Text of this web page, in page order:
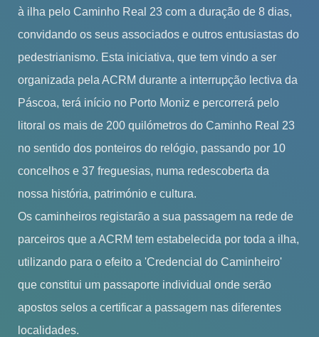
à ilha pelo Caminho Real 23 com a duração de 8 dias,
convidando os seus associados e outros entusiastas do
pedestrianismo. Esta iniciativa, que tem vindo a ser
organizada pela ACRM durante a interrupção lectiva da
Páscoa, terá início no Porto Moniz e percorrerá pelo
litoral os mais de 200 quilómetros do Caminho Real 23
no sentido dos ponteiros do relógio, passando por 10
concelhos e 37 freguesias, numa redescoberta da
nossa história, património e cultura.
Os caminheiros registarão a sua passagem na rede de
parceiros que a ACRM tem estabelecida por toda a ilha,
utilizando para o efeito a 'Credencial do Caminheiro'
que constitui um passaporte individual onde serão
apostos selos a certificar a passagem nas diferentes
localidades.